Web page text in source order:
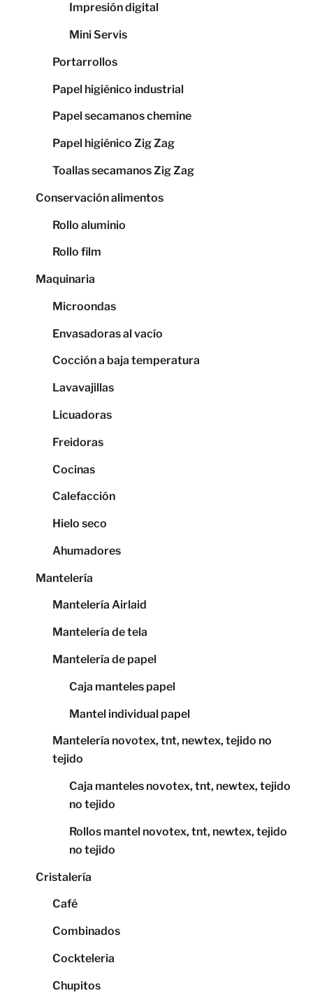
Impresión digital
Mini Servis
Portarrollos
Papel higiénico industrial
Papel secamanos chemine
Papel higiénico Zig Zag
Toallas secamanos Zig Zag
Conservación alimentos
Rollo aluminio
Rollo film
Maquinaria
Microondas
Envasadoras al vacío
Cocción a baja temperatura
Lavavajillas
Licuadoras
Freidoras
Cocinas
Calefacción
Hielo seco
Ahumadores
Mantelería
Mantelería Airlaid
Mantelería de tela
Mantelería de papel
Caja manteles papel
Mantel individual papel
Mantelería novotex, tnt, newtex, tejido no
tejido
Caja manteles novotex, tnt, newtex, tejido
no tejido
Rollos mantel novotex, tnt, newtex, tejido
no tejido
Cristalería
Café
Combinados
Cockteleria
Chupitos